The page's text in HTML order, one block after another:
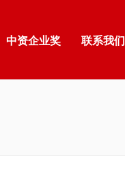
中资企业奖 联系我们